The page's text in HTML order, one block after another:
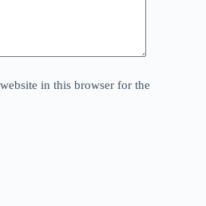
in this browser for the